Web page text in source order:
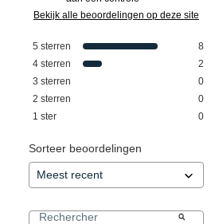
Bekijk alle beoordelingen op deze site
5 sterren
8
4 sterren
2
3 sterren
0
2 sterren
0
1 ster 0
Sorteer beoordelingen